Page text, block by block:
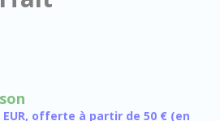
offerte à partir de 50 € (en